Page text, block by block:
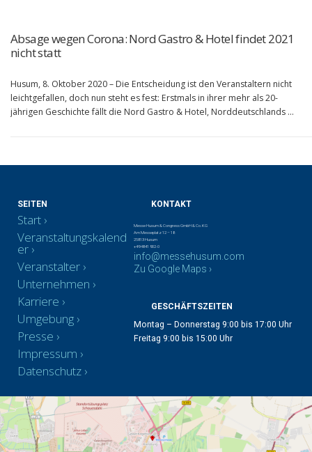
Absage wegen Corona: Nord Gastro & Hotel findet 2021
nicht statt
Husum, 8. Oktober 2020 – Die Entscheidung ist den Veranstaltern nicht
leichtgefallen, doch nun steht es fest: Erstmals in ihrer mehr als 20-
jährigen Geschichte fällt die Nord Gastro & Hotel, Norddeutschlands …
SEITEN
Start
Veranstaltungskalend
er
Veranstalter
Unternehmen
Karriere
Umgebung
Presse
Impressum
Datenschutz
KONTAKT
Messe Husum & Congress GmbH & Co. KG
Am Messeplatz 12 – 18
25813 Husum
+49 4841 902-0
info@messehusum.com
Zu Google Maps ›
GESCHÄFTSZEITEN
Montag – Donnerstag 9:00 bis 17:00 Uhr
Freitag 9:00 bis 15:00 Uhr